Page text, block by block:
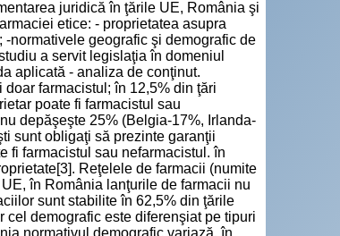
juridică în ţările UE, România şi
etice: - proprietatea asupra
normativele geografic şi demografic de
a servit legislaţia în domeniul
aplicată - analiza de conţinut.
farmacistul; în 12,5% din ţări
poate fi farmacistul sau
depăşeşte 25% (Belgia-17%, Irlanda-
sunt obligaţi să prezinte garanţii
fi farmacistul sau nefarmacistul. în
Reţelele de farmacii (numite
în România lanţurile de farmacii nu
sunt stabilite în 62,5% din ţările
demografic este diferenşiat pe tipuri
normativul demografic variază, în